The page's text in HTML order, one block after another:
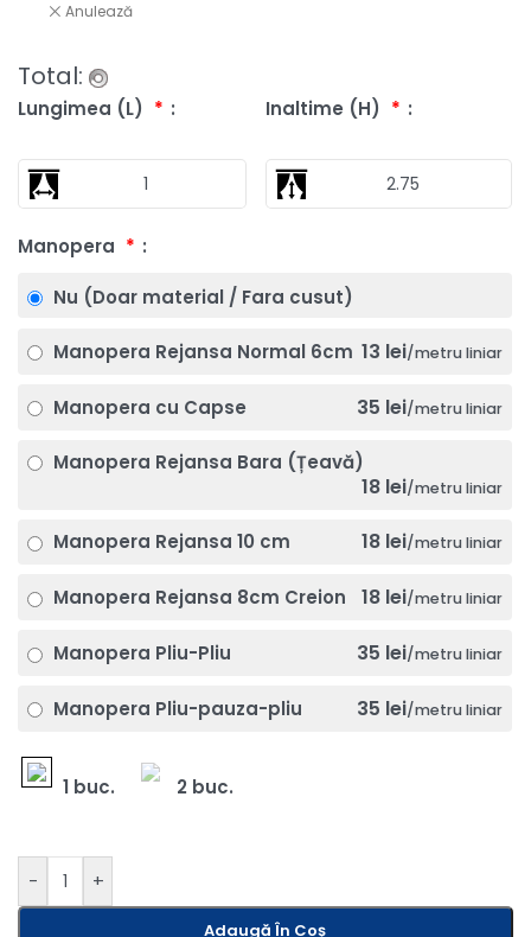
Anulează
Lungimea (L) * Inaltime (H) *
Manopera *
Nu (Doar material / Fara cusut)
Manopera Rejansa Normal 6cm 13 lei/metru liniar
Manopera cu Capse 35 lei/metru liniar
Manopera Rejansa Bara (Țeavă)
18 lei/metru liniar
Manopera Rejansa 10 cm 18 lei/metru liniar
Manopera Rejansa 8cm Creion 18 lei/metru liniar
Manopera Pliu-Pliu 35 lei/metru liniar
Manopera Pliu-pauza-pliu 35 lei/metru liniar
1 buc. 2 buc.
- +
Adaugă În Coș
Total: